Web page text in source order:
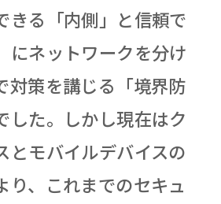
きる「内側」と信頼で
にネットワークを分け
対策を講じる「境界防
した。しかし現在はク
とモバイルデバイスの
り、これまでのセキュ